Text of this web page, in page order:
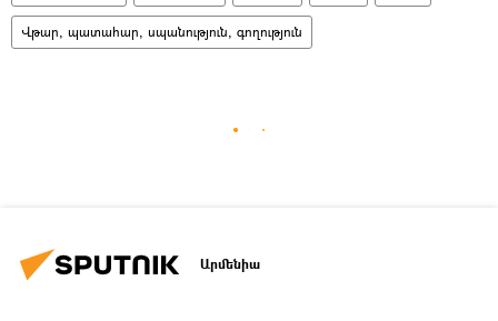
Վթար, պատահար, սպանություն, գողություն
Արմենիա